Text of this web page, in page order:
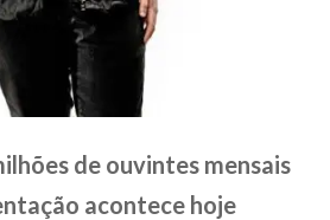
de ouvintes mensais
acontece hoje